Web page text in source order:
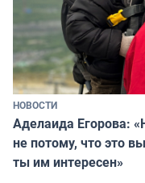
НОВОСТИ
Аделаида Егорова:
не потому, что это
ты им интересен»